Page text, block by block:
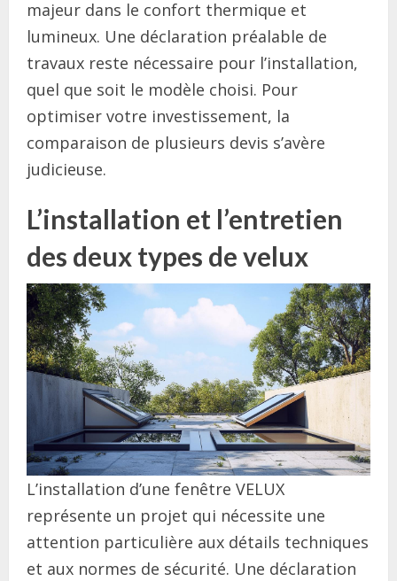
majeur dans le confort thermique et
lumineux. Une déclaration préalable de
travaux reste nécessaire pour l’installation,
quel que soit le modèle choisi. Pour
optimiser votre investissement, la
comparaison de plusieurs devis s’avère
judicieuse.
L’installation et l’entretien
des deux types de velux
L’installation d’une fenêtre VELUX
représente un projet qui nécessite une
attention particulière aux détails techniques
et aux normes de sécurité. Une déclaration